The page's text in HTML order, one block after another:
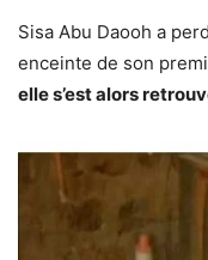
Sisa Abu Daooh a
enceinte de son
elle s’est alors